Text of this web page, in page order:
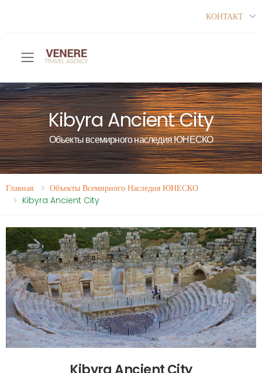
КОНТАКТ
Toggle mobile menu
Kibyra Ancient City
Объекты всемирного наследия ЮНЕСКО
Главная
Объекты Всемирного Наследия ЮНЕСКО
Kibyra Ancient City